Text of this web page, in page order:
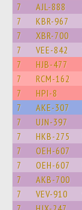
7 AJL-888
7 KBR-967
7 XBR-700
7 VEE-842
7 HJB-477
7 RCM-162
7 HPI-8
7 AKE-307
7 UJN-397
7 HKB-275
7 OEH-607
7 OEH-607
7 AKB-700
7 VEV-910